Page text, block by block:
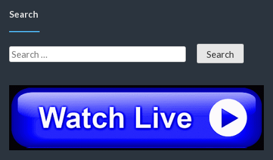
Search